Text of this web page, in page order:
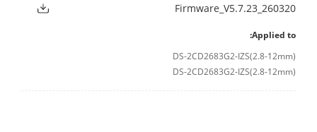
Firmware_V5.7.23_260320
Applied to:
DS-2CD2683G2-IZS(2.8-12mm)
DS-2CD2683G2-IZS(2.8-12mm)